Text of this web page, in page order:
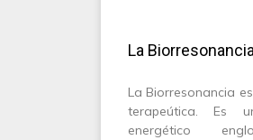
La
La Biorresonancia
terapeútica. Es
energético